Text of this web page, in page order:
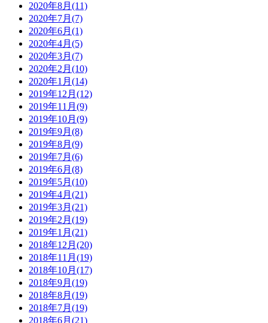
2020年8月(11)
2020年7月(7)
2020年6月(1)
2020年4月(5)
2020年3月(7)
2020年2月(10)
2020年1月(14)
2019年12月(12)
2019年11月(9)
2019年10月(9)
2019年9月(8)
2019年8月(9)
2019年7月(6)
2019年6月(8)
2019年5月(10)
2019年4月(21)
2019年3月(21)
2019年2月(19)
2019年1月(21)
2018年12月(20)
2018年11月(19)
2018年10月(17)
2018年9月(19)
2018年8月(19)
2018年7月(19)
2018年6月(21)